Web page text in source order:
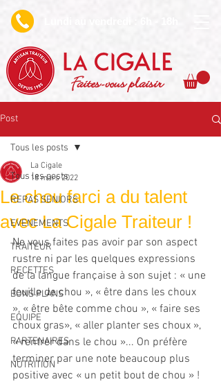
Faites-vous plaisir
Post
Tous les posts
REPAS SENIORS
EVENEMENTS
TRAITEUR
RECETTES
BONS PLANS
EQUIPE
PARTENAIRES
NUTRITION
Tous les posts
Le chou farci a du talent
avec La Cigale Traiteur !
La Cigale
18 mars 2022
Ne vous faites pas avoir par son aspect
rustre ni par les quelques expressions
de la langue française à son sujet : « une
feuille de chou », « être dans les choux
», « être bête comme chou », « faire ses
choux gras», « aller planter ses choux »,
« rentrer dans le chou »... On préfère
terminer par une note beaucoup plus
positive avec « un petit bout de chou » !